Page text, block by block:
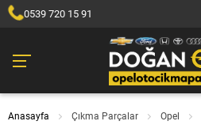
0539 720 15 91
Anasayfa Çıkma Parçalar Opel